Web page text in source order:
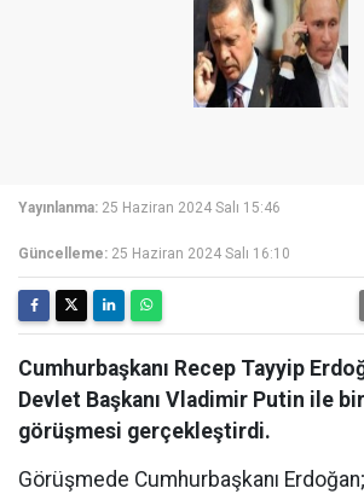
Yayınlanma: 25 Haziran 2024 Salı 15:46
Güncelleme: 25 Haziran 2024 Salı 16:10
Cumhurbaşkanı Recep Tayyip
Devlet Başkanı Vladimir Putin ile
görüşmesi gerçekleştirdi.
Görüşmede Cumhurbaşkanı